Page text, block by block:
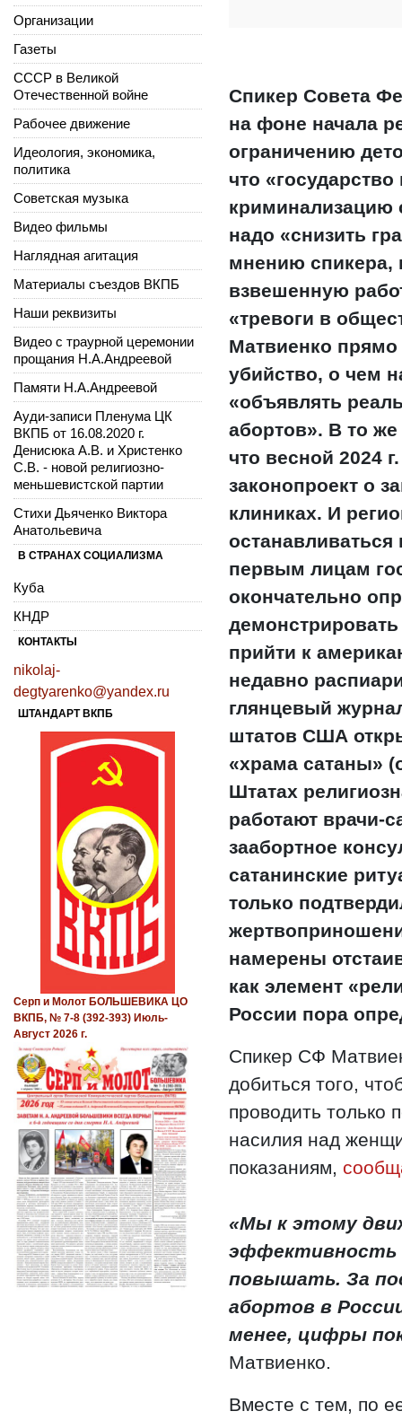
Спикер Совета
на фоне начала
ограничению
что
криминализацию
надо «снизить
мнению спикера,
взвешенную
«тревоги в
Матвиенко прямо
убийство, о чем
«объявлять
абортов». В то
что весной 2024
законопроект о
клиниках. И
останавливаться
первым лицам
окончательно
прийти к
недавно
глянцевый
штатов США
«храма сатаны»
Штатах
работают врачи-
заабортное
сатанинские
только
намерены
как элемент
России пора
Спикер СФ
добиться того,
проводить только
насилия над
показаниям,
«Мы к этому
эффективность
повышать. За
абортов в
менее, цифры
Матвиенко.
Вместе с тем, по
Организации
Газеты
СССР в Великой
Отечественной войне
Рабочее движение
Идеология, экономика,
политика
Советская музыка
Видео фильмы
Наглядная агитация
Материалы съездов ВКПБ
Наши реквизиты
Видео с траурной церемонии
прощания Н.А.Андреевой
Памяти Н.А.Андреевой
Ауди-записи Пленума ЦК
ВКПБ от 16.08.2020 г.
Денисюка А.В. и Христенко
С.В. - новой религиозно-
меньшевистской партии
Стихи Дьяченко Виктора
Анатольевича
В СТРАНАХ СОЦИАЛИЗМА
Куба
КНДР
КОНТАКТЫ
nikolaj-
degtyarenko@yandex.ru
ШТАНДАРТ ВКПБ
Серп и Молот БОЛЬШЕВИКА ЦО
ВКПБ, № 7-8 (392-393) Июль-
Август 2026 г.